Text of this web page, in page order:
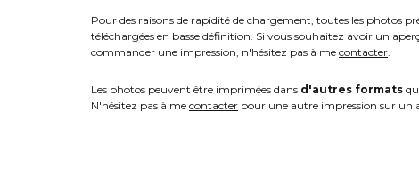
Pour des raisons de rapidité de chargement, toutes les photos
téléchargées en basse définition. Si vous souhaitez avoir un
commander une impression, n'hésitez pas à me contacter
Les photos peuvent être imprimées dans d'autres formats
N'hésitez pas à me contacter pour une autre impression sur un